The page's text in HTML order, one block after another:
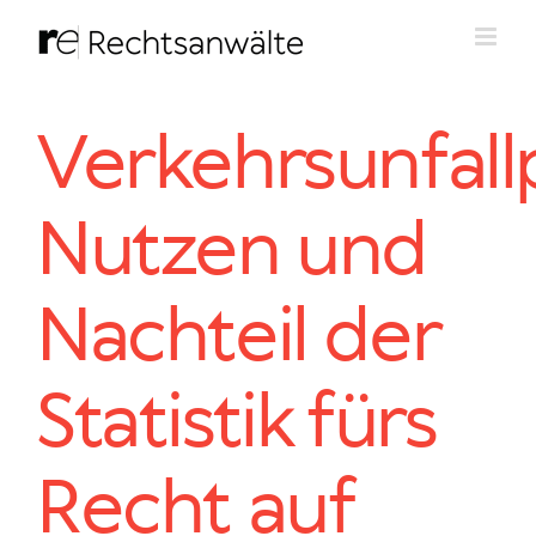
Inhalt
Nutzen und
Nachteil der
Statistik fürs
Recht auf